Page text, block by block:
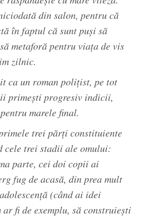
din salon, pentru că
în faptul că sunt puşi să
metaforă pentru viaţa de vis
zilnic.
ca un roman poliţist, pe tot
primeşti progresiv indicii,
marele final.
trei părţi constituiente
cele trei stadii ale omului:
parte, cei doi copii ai
fug de acasă, din prea mult
(când ai idei
ar fi de exemplu, să construieşti